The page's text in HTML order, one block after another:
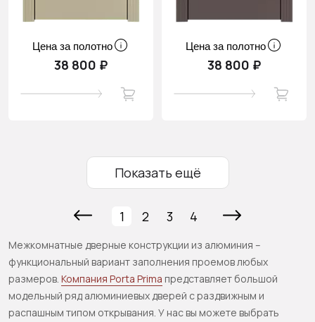
Цена за полотно
38 800 ₽
Цена за полотно
38 800 ₽
Показать ещё
1 2 3 4
Межкомнатные дверные конструкции из алюминия –
функциональный вариант заполнения проемов любых
размеров. Компания Porta Prima представляет большой
модельный ряд алюминиевых дверей с раздвижным и
распашным типом открывания. У нас вы можете выбрать